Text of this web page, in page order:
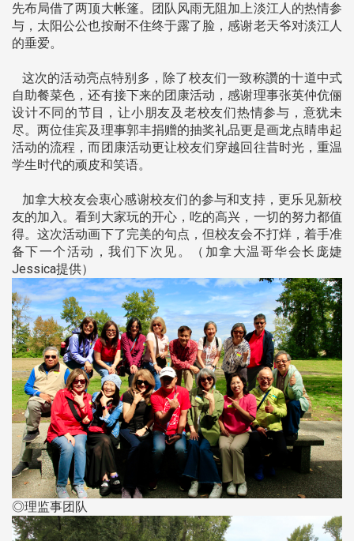
先布局借了两顶大帐篷。团队风雨无阻加上淡江人的热情参
与，太阳公公也按耐不住终于露了脸，感谢老天爷对淡江人
的垂爱。
这次的活动亮点特别多，除了校友们一致称讚的十道中式
自助餐菜色，还有接下来的团康活动，感谢理事张英仲伉俪
设计不同的节目，让小朋友及老校友们热情参与，意犹未
尽。两位佳宾及理事郭丰捐赠的抽奖礼品更是画龙点睛串起
活动的流程，而团康活动更让校友们穿越回往昔时光，重温
学生时代的顽皮和笑语。
加拿大校友会衷心感谢校友们的参与和支持，更乐见新校
友的加入。看到大家玩的开心，吃的高兴，一切的努力都值
得。这次活动画下了完美的句点，但校友会不打烊，着手准
备下一个活动，我们下次见。（加拿大温哥华会长庞婕
Jessica提供）
◎理监事团队